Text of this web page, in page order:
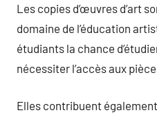
Les copies d’œuvres d’art
domaine de l’éducation
étudiants la chance
nécessiter l’accès aux
Elles contribuent